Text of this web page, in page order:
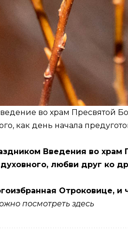
во храм Пресвятой
как день начала
Введения во
любви друг ко
Отроковице,
посмотреть здесь